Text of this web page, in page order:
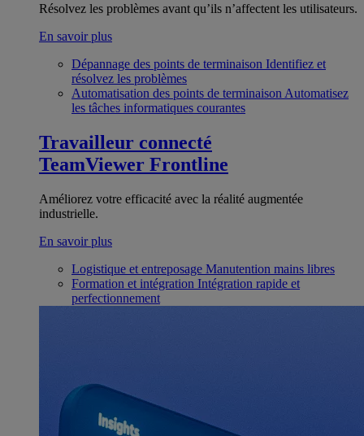
Résolvez les problèmes avant qu’ils n’affectent les utilisateurs.
En savoir plus
Dépannage des points de terminaison Identifiez et
résolvez les problèmes
Automatisation des points de terminaison Automatisez
les tâches informatiques courantes
Travailleur connecté
TeamViewer Frontline
Améliorez votre efficacité avec la réalité augmentée
industrielle.
En savoir plus
Logistique et entreposage Manutention mains libres
Formation et intégration Intégration rapide et
perfectionnement